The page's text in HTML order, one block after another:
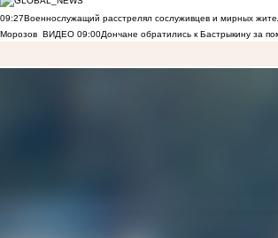
09:27Военнослужащий расстрелял сослуживцев и мирных
Морозов ВИДЕО 09:00Дончане обратились к Бастрыкину за